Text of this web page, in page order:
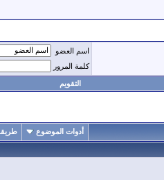
اسم العضو
كلمة المرور
التقويم
أدوات الموضوع